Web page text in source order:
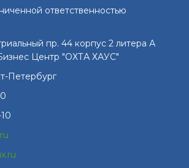
ответственностью
пр. 44 корпус 2 литера А
Центр "ОХТА ХАУС"
Петербург